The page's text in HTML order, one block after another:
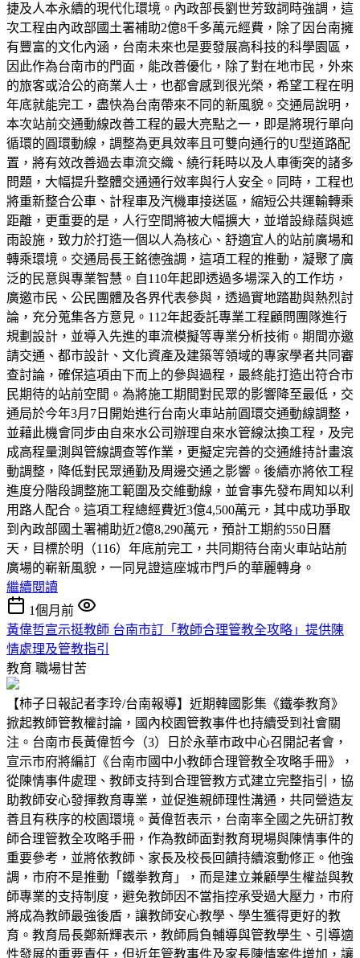
捷及人本永續的現代化環境。內政部長劉世芳致詞時強調，這
次工程由內政部國土署補助2億8千多萬元經費，除了因台南擁
有豐富的文化內涵，台南未來也是要發展高科技的科學園區，
因此作為台南市的門面，能改善優化，除了對在地市民，外來
的旅客或洽公的商業人士，也都會感到很光榮，希望工程在明
年底就能完工，盡快為台南帶來不同的新風貌。交通局說明，
本次站前交通動線改善工程的最大亮點之一，即是將現行單向
循環的圓環動線，調整為更具效率且可雙向通行的U型道路配
置，將有效改善過去車流交織、繞行耗時以及人車衝突的諸多
問題，大幅提升整體交通通行效率與行人安全。同時，工程也
將重新整合公車、計程車及汽機車接送區，縮短公共運輸轉乘
距離，更重要的是，人行空間將被大幅擴大，並增設綠蔭與遮
雨設施，致力於打造一個以人為核心、舒適宜人的站前廣場和
轉乘環境。交通局長王銘德強調，這項工程的推動，凝聚了廣
泛的民意與專業智慧。自110年起即透過多場深入的工作坊，
廣邀市民、公民團體及各界代表參與，透過實地踏勘與熱烈討
論，充分蒐集各方意見。112年起委託專業工程顧問團隊進行
規劃設計，並導入先進的車流模擬等專業分析技術。期間亦邀
請交通、都市設計、文化資產及建築等領域的專家學者共同審
查討論，確保這項由下而上的參與過程，最終能打造出符合市
民期待的站前空間。為將施工期間對民眾的影響降至最低，交
通局於今年3月7日開始進行台南火車站前圓環交通動線調整，
並藉此機會同步由自來水公司辦理自來水管線汰換工程，及完
成高程量測與管線調查等作業，更擬定完善的交通維持計畫滾
動調整，降低對民眾通勤及周邊交通之影響。後續亦將依工程
進度分階段調整施工範圍及交維動線，並會事先發布周知以利
用路人配合。這項工程總經費近3億4,500萬元，其中成功爭取
到內政部國土署補助近2億8,290萬元，預計工期約550日曆
天，目標於明（116）年底前完工，共同期待台南火車站站前
廣場的嶄新風貌，一同見證這座城市門戶的華麗轉身。
繼續閱讀
1個月前
黃偉哲宣示挺教師 台南市訂「教師合理管教全攻略」提供陳
情處理及管教指引
教育 職場甘苦
【柿子日報記者李玲/台南報導】近期韓國影集《鐵拳教育》
掀起教師管教權討論，國內校園管教事件也持續受到社會關
注。台南市長黃偉哲今（3）日於永華市政中心召開記者會，
宣示市府將編訂《台南市國中小教師合理管教全攻略手冊》，
從陳情事件處理、教師支持到合理管教方式建立完整指引，協
助教師安心發揮教育專業，並促進親師理性溝通，共同營造友
善且有秩序的校園環境。黃偉哲表示，台南率全國之先研訂教
師合理管教全攻略手冊，作為教師面對教育現場與陳情事件的
重要參考，並將依教師、家長及校長回饋持續滾動修正。他強
調，市府不是推動「鐵拳教育」，而是建立兼顧學生權益與教
師專業的支持制度，避免教師因不當指控承受過大壓力，市府
將成為教師最強後盾，讓教師安心教學、學生獲得更好的教
育。教育局長鄭新輝表示，教師肩負輔導與管教學生、引導適
性發展的重要責任，但近年管教事件及家長陳情案件增加，讓